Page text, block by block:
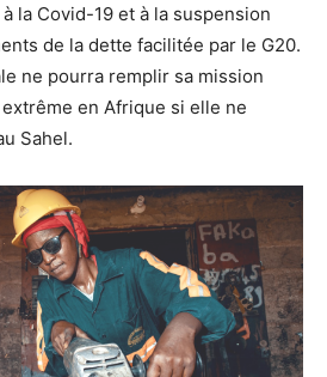
la Covid-19 et à la suspension
de la dette facilitée par le G20.
ne pourra remplir sa mission
en Afrique si elle ne
Sahel.